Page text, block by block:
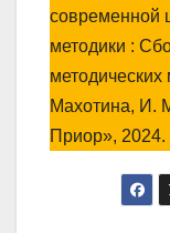
современной
методики :
Махотина, И.
Приор», 2024.